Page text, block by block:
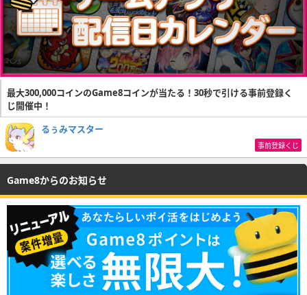
最大300,000コインのGame8コインが当たる！30秒で引ける事前登録く
じ開催中！
るぅみマスター
事前登録くじ
Game8からのお知らせ